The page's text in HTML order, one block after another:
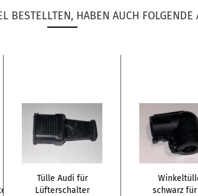
BESTELLTEN, HABEN AUCH FOLGENDE
Tülle Audi für
Lüfterschalter
schwarz für